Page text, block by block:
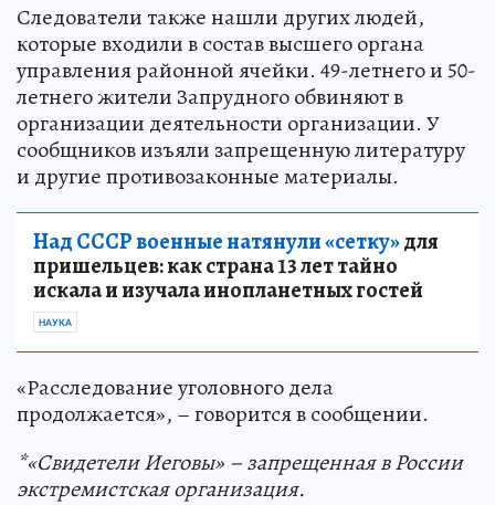
Следователи также нашли других людей,
которые входили в состав высшего органа
управления районной ячейки. 49-летнего и 50-
летнего жители Запрудного обвиняют в
организации деятельности организации. У
сообщников изъяли запрещенную литературу
и другие противозаконные материалы.
Над СССР военные натянули «сетку»для
пришельцев: как страна 13 лет тайно
искала и изучала инопланетных гостей
НАУКА
«Расследование уголовного дела
продолжается», – говорится в сообщении.
*«Свидетели Иеговы» – запрещенная в России
экстремистская организация.